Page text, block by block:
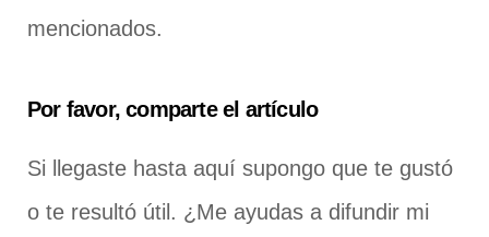
mencionados.
Por favor, comparte el artículo
Si llegaste hasta aquí supongo que te gustó
o te resultó útil. ¿Me ayudas a difundir mi